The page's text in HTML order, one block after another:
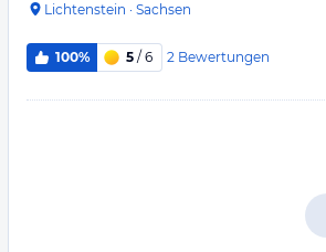
Lichtenstein · Sachsen
100% 5 / 6 2 Bewertungen